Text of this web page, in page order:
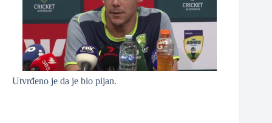
Utvrđeno je da je bio pijan.